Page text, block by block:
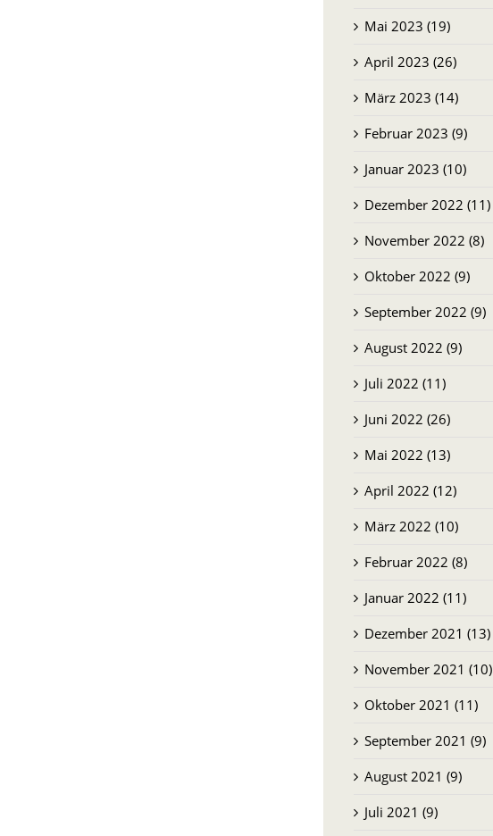
Mai 2023 (19)
April 2023 (26)
März 2023 (14)
Februar 2023 (9)
Januar 2023 (10)
Dezember 2022 (11)
November 2022 (8)
Oktober 2022 (9)
September 2022 (9)
August 2022 (9)
Juli 2022 (11)
Juni 2022 (26)
Mai 2022 (13)
April 2022 (12)
März 2022 (10)
Februar 2022 (8)
Januar 2022 (11)
Dezember 2021 (13)
November 2021 (10)
Oktober 2021 (11)
September 2021 (9)
August 2021 (9)
Juli 2021 (9)